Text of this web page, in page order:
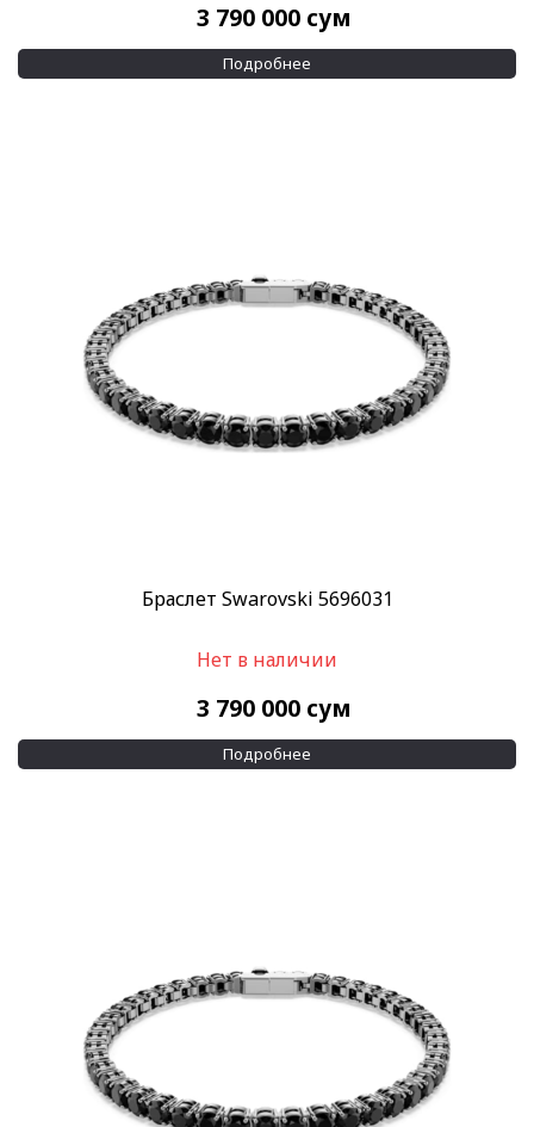
3 790 000 сум
Подробнее
Браслет Swarovski 5696031
Нет в наличии
3 790 000 сум
Подробнее